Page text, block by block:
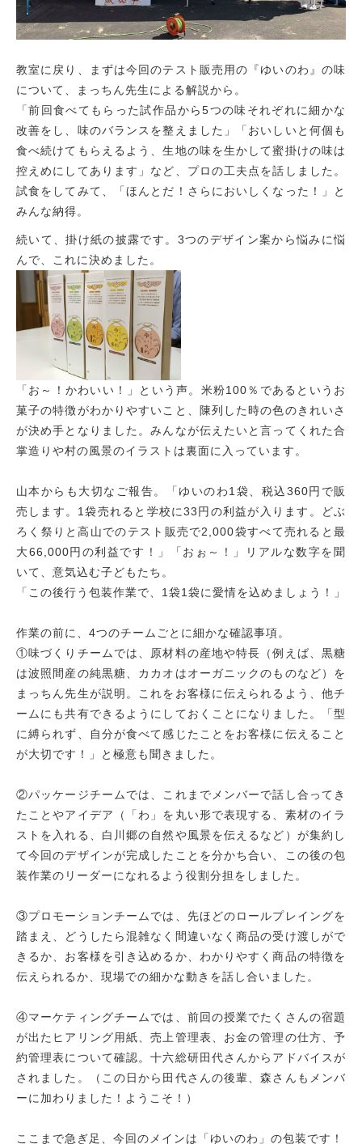
教室に戻り、まずは今回のテスト販売用の『ゆいのわ』の味
について、まっちん先生による解説から。
「前回食べてもらった試作品から5つの味それぞれに細かな
改善をし、味のバランスを整えました」「おいしいと何個も
食べ続けてもらえるよう、生地の味を生かして蜜掛けの味は
控えめにしてあります」など、プロの工夫点を話しました。
試食をしてみて、「ほんとだ！さらにおいしくなった！」と
みんな納得。
続いて、掛け紙の披露です。3つのデザイン案から悩みに悩
んで、これに決めました。
「お～！かわいい！」という声。米粉100％であるというお
菓子の特徴がわかりやすいこと、陳列した時の色のきれいさ
が決め手となりました。みんなが伝えたいと言ってくれた合
掌造りや村の風景のイラストは裏面に入っています。
山本からも大切なご報告。「ゆいのわ1袋、税込360円で販
売します。1袋売れると学校に33円の利益が入ります。どぶ
ろく祭りと高山でのテスト販売で2,000袋すべて売れると最
大66,000円の利益です！」「おぉ～！」リアルな数字を聞
いて、意気込む子どもたち。
「この後行う包装作業で、1袋1袋に愛情を込めましょう！」
作業の前に、4つのチームごとに細かな確認事項。
①味づくりチームでは、原材料の産地や特長（例えば、黒糖
は波照間産の純黒糖、カカオはオーガニックのものなど）を
まっちん先生が説明。これをお客様に伝えられるよう、他チ
ームにも共有できるようにしておくことになりました。「型
に縛られず、自分が食べて感じたことをお客様に伝えること
が大切です！」と極意も聞きました。
②パッケージチームでは、これまでメンバーで話し合ってき
たことやアイデア（「わ」を丸い形で表現する、素材のイラ
ストを入れる、白川郷の自然や風景を伝えるなど）が集約し
て今回のデザインが完成したことを分かち合い、この後の包
装作業のリーダーになれるよう役割分担をしました。
③プロモーションチームでは、先ほどのロールプレイングを
踏まえ、どうしたら混雑なく間違いなく商品の受け渡しがで
きるか、お客様を引き込めるか、わかりやすく商品の特徴を
伝えられるか、現場での細かな動きを話し合いました。
④マーケティングチームでは、前回の授業でたくさんの宿題
が出たヒアリング用紙、売上管理表、お金の管理の仕方、予
約管理表について確認。十六総研田代さんからアドバイスが
されました。（この日から田代さんの後輩、森さんもメンバ
ーに加わりました！ようこそ！）
ここまで急ぎ足、今回のメインは「ゆいのわ」の包装です！